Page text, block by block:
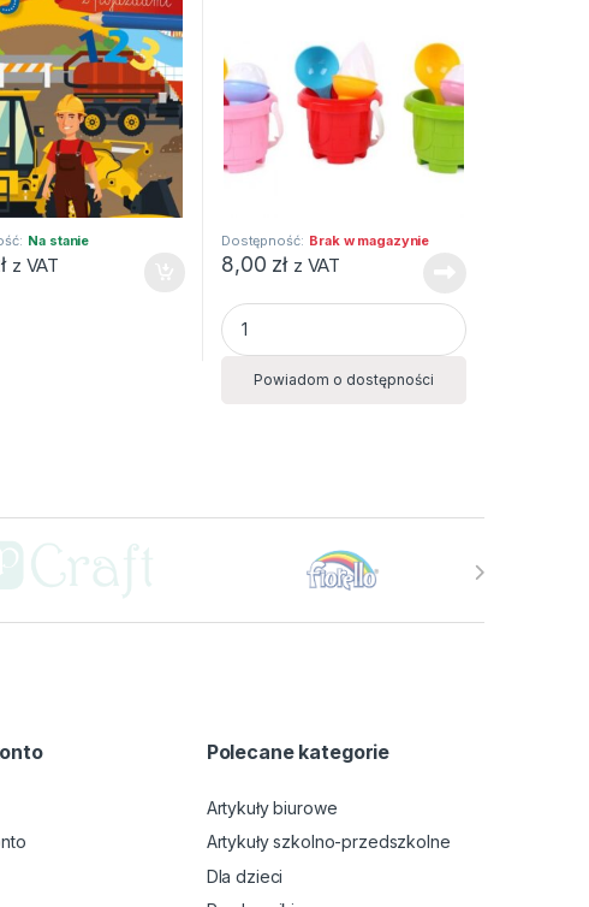
G50 SIATKA quantity
Na stanie
z VAT
Dostępność: Brak w magazynie
8,00 zł z VAT
KOMPLET DO PIASKU 4EL LODY SIATKA
Powiadom o dostępności
Polecane kategorie
Artykuły biurowe
Artykuły szkolno-przedszkolne
Dla dzieci